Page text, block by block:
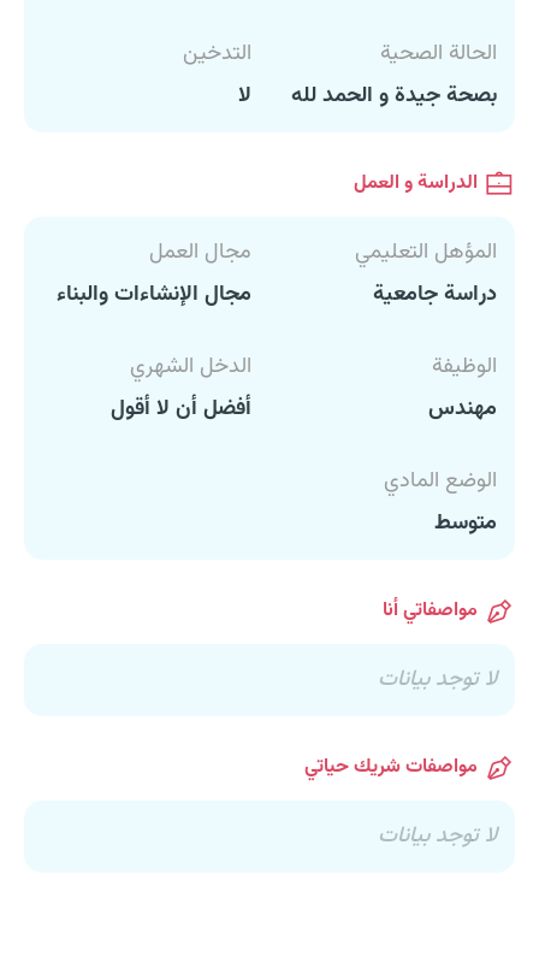
الحالة الصحية
بصحة جيدة و الحمد لله
التدخين
لا
الدراسة و العمل
المؤهل التعليمي
دراسة جامعية
مجال العمل
مجال الإنشاءات والبناء
الوظيفة
مهندس
الدخل الشهري
أفضل أن لا أقول
الوضع المادي
متوسط
مواصفاتي أنا
لا توجد بيانات
مواصفات شريك حياتي
لا توجد بيانات